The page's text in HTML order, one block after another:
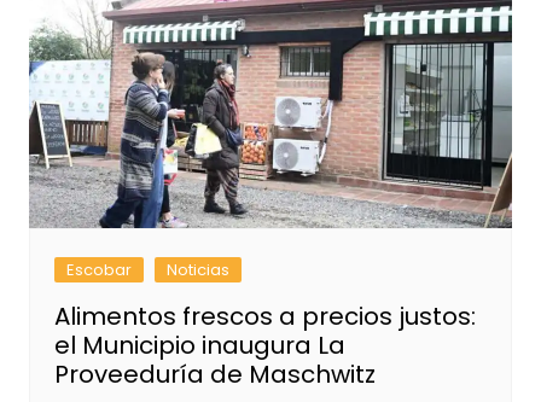
Escobar Noticias
Alimentos frescos a precios justos:
el Municipio inaugura La
Proveeduría de Maschwitz